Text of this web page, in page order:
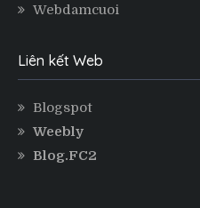
Webdamcuoi
Liên kết Web
Blogspot
Weebly
Blog.FC2